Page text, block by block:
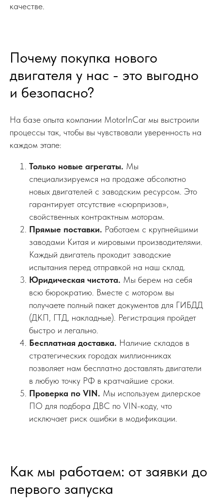
качестве.
Почему покупка нового
двигателя у нас - это выгодно
и безопасно?
На базе опыта компании MotorInCar мы выстроили
процессы так, чтобы вы чувствовали уверенность на
каждом этапе:
Только новые агрегаты. Мы
специализируемся на продаже абсолютно
новых двигателей с заводским ресурсом. Это
гарантирует отсутствие «сюрпризов»,
свойственных контрактным моторам.
Прямые поставки. Работаем с крупнейшими
заводами Китая и мировыми производителями.
Каждый двигатель проходит заводские
испытания перед отправкой на наш склад.
Юридическая чистота. Мы берем на себя
всю бюрократию. Вместе с мотором вы
получаете полный пакет документов для ГИБДД
(ДКП, ГТД, накладные). Регистрация пройдет
быстро и легально.
Бесплатная доставка. Наличие складов в
стратегических городах миллионниках
позволяет нам бесплатно доставлять двигатели
в любую точку РФ в кратчайшие сроки.
Проверка по VIN. Мы используем дилерское
ПО для подбора ДВС по VIN-коду, что
исключает риск ошибки в модификации.
Как мы работаем: от заявки до
первого запуска